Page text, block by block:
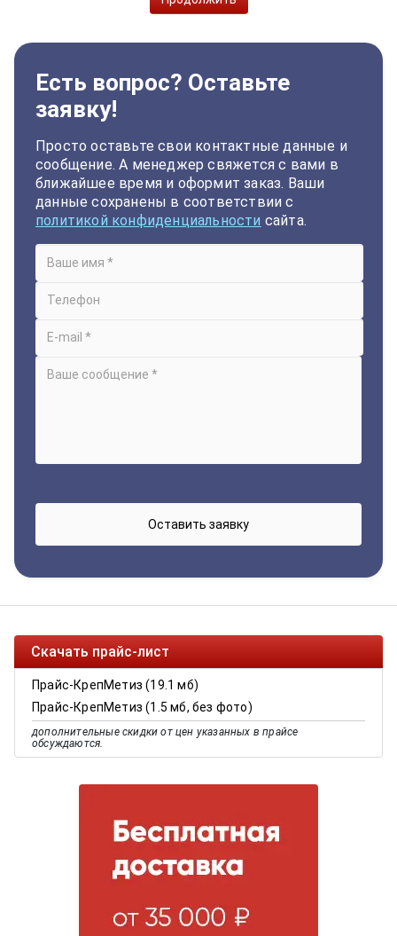
Есть вопрос? Оставьте
заявку!
Просто оставьте свои контактные данные и
сообщение. А менеджер свяжется с вами в
ближайшее время и оформит заказ. Ваши
данные сохранены в соответствии с
политикой конфиденциальности сайта.
Скачать прайс-лист
Прайс-КрепМетиз (19.1 мб)
Прайс-КрепМетиз (1.5 мб, без фото)
дополнительные скидки от цен указанных в прайсе
обсуждаются.